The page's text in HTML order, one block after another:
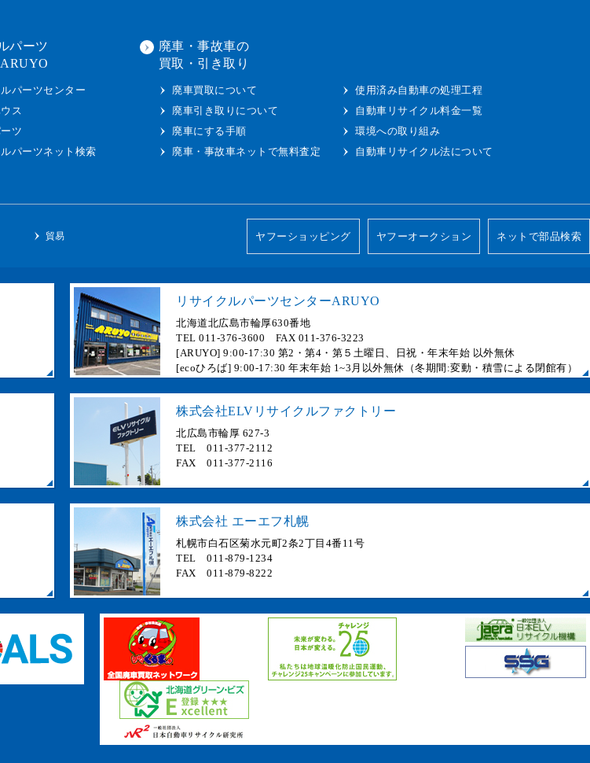
パーツ
パーツセンター
ス
ツ
パーツネット検索
廃車・事故車の
買取・引き取り
廃車買取について
廃車引き取りについて
廃車にする手順
廃車・事故車ネットで無料査定
使用済み自動車の処理工程
自動車リサイクル料金一覧
環境への取り組み
自動車リサイクル法について
貿易 ヤフーショッピング ヤフーオークション ネットで部品検索
リサイクルパーツセンターARUYO
北海道北広島市輪厚630番地
TEL 011-376-3600 FAX 011-376-3223
[ARUYO] 9:00-17:30 第2・第4・第５土曜日、日祝・年末年始 以外無休
[ecoひろば] 9:00-17:30 年末年始 1~3月以外無休（冬期間:変動・積雪による閉館有）
株式会社ELVリサイクルファクトリー
北広島市輪厚 627-3
TEL 011-377-2112
FAX 011-377-2116
株式会社 エーエフ札幌
札幌市白石区菊水元町2条2丁目4番11号
TEL 011-879-1234
FAX 011-879-8222